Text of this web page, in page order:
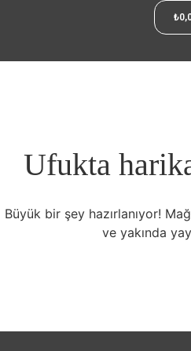
₺
Ufukta
Büyük bir şey hazırlanıyor!
ve yakında